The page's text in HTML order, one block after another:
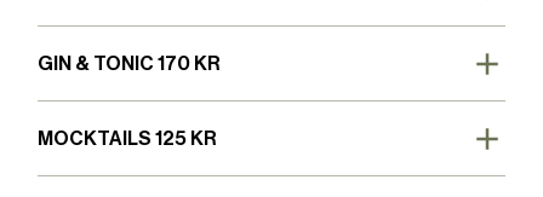
GIN & TONIC 170 KR
MOCKTAILS 125 KR